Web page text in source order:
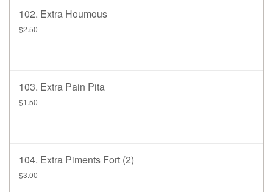
102. Extra Houmous
$2.50
103. Extra Pain Pita
$1.50
104. Extra Piments Fort (2)
$3.00